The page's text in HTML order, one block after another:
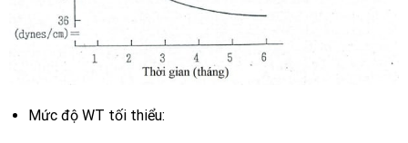
Mức độ WT tối thiểu: